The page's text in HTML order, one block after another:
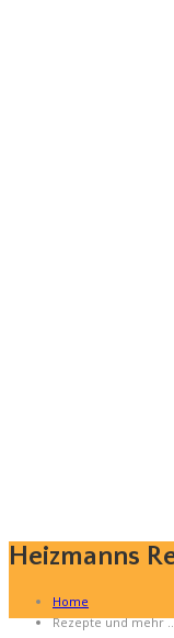
Heizmanns
Home
Rezepte und mehr